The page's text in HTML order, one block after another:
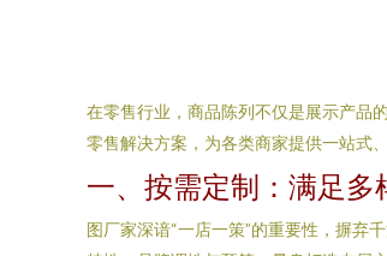
在零售行业，商品陈列不仅是展示产品
零售解决方案，为各类商家提供一站式
一、按需定制：满足多
图厂家深谙“一店一策”的重要性，摒弃